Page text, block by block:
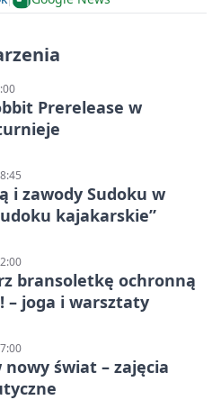
Prerelease w
i zawody Sudoku w
kajakarskie”
bransoletkę ochronną
– joga i warsztaty
nowy świat – zajęcia